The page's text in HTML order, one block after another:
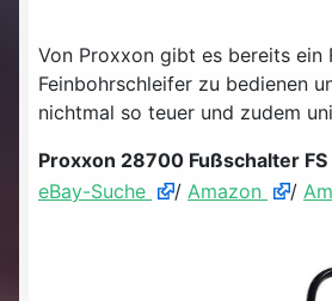
Von Proxxon gibt es bereits ein
Feinbohrschleifer zu bedienen
nichtmal so teuer und zudem
Proxxon 28700 Fußschalter FS
eBay-Suche
/ Amazon /